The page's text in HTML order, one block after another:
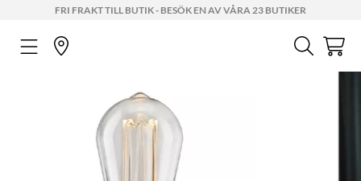
FRI FRAKT TILL BUTIK - BESÖK EN AV VÅRA 23 BUTIKER